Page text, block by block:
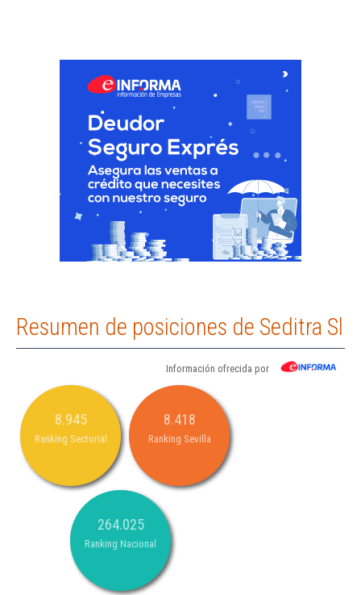
Resumen de posiciones de Seditra Sl
Información ofrecida por
8.945
Ranking Sectorial
8.418
Ranking Sevilla
264.025
Ranking Nacional